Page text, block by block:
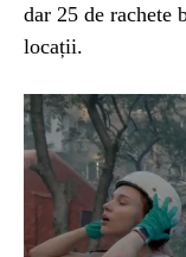
dar 25 de rachete
locații.